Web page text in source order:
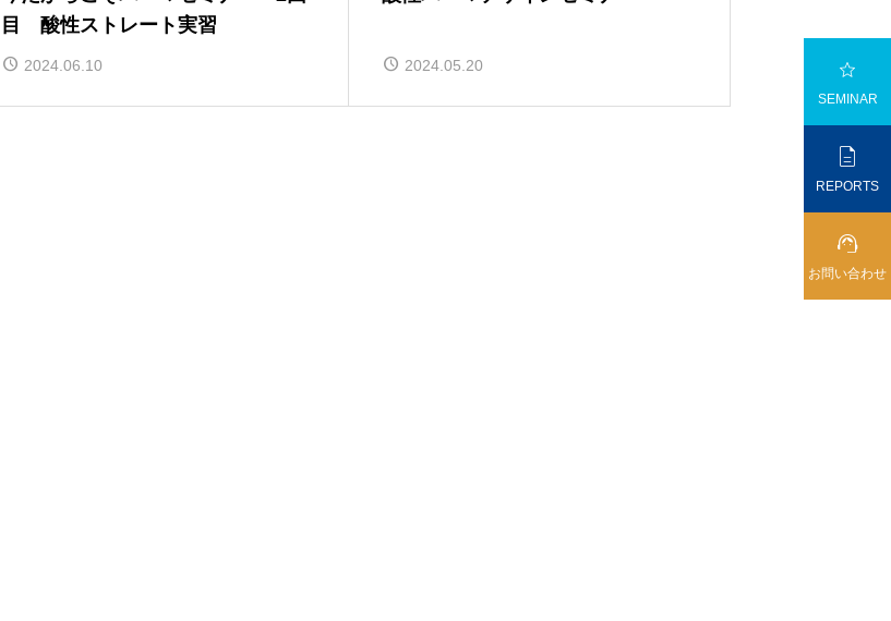
目 酸性ストレート実習
2024.06.10 2024.05.20 
SEMINAR

REPORTS

お問い合わせ